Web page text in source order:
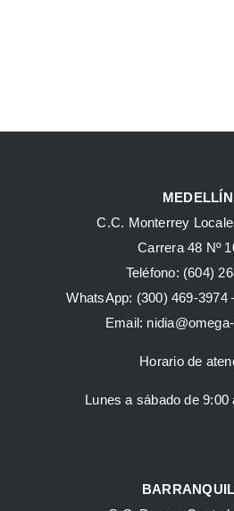
C.C. Monterrey
Carrera 48 Nº
Teléfono: (604)
WhatsApp: (300) 469-3974
Email:
Horario de
Lunes a sábado de 9:00